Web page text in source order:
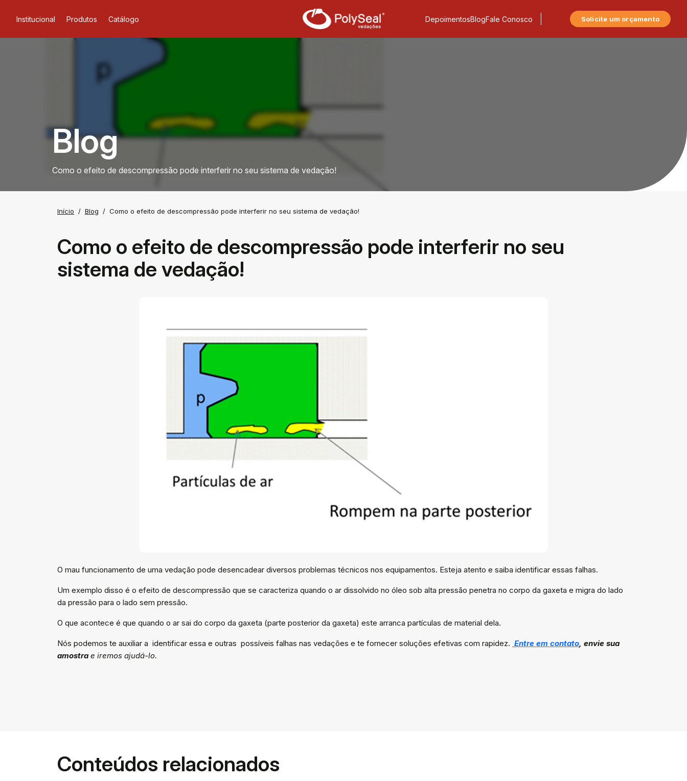
Institucional Produtos Catálogo DepoimentosBlogFale Conosco Solicite um orçamento
Blog
Como o efeito de descompressão pode interferir no seu sistema de vedação!
Início Blog Como o efeito de descompressão pode interferir no seu sistema de vedação!
Como o efeito de descompressão pode interferir no seu
sistema de vedação!
O mau funcionamento de uma vedação pode desencadear diversos problemas técnicos nos equipamentos. Esteja atento e saiba identificar essas falhas.
Um exemplo disso é o efeito de descompressão que se caracteriza quando o ar dissolvido no óleo sob alta pressão penetra no corpo da gaxeta e migra do lado
da pressão para o lado sem pressão.
O que acontece é que quando o ar sai do corpo da gaxeta (parte posterior da gaxeta) este arranca partículas de material dela.
Nós podemos te auxiliar a identificar essa e outras possíveis falhas nas vedações e te fornecer soluções efetivas com rapidez. Entre em contato, envie sua
amostra e iremos ajudá-lo.
Conteúdos relacionados